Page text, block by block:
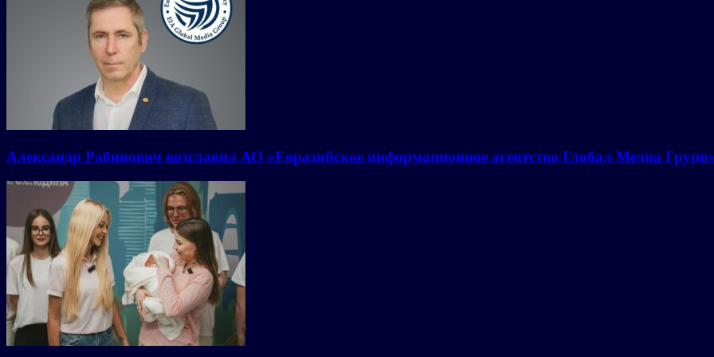
Александр Рабинович возглавил АО «Евразийское информационное агентство Глобал Медиа